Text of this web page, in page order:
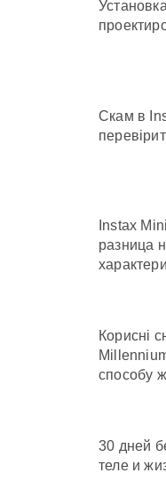
Скам в
Instax
разница
Корисні
способу
30 дней
теле и